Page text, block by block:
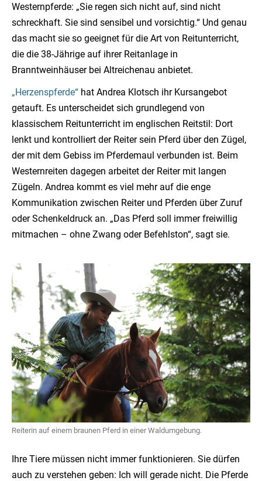
Westernpferde: „Sie regen sich nicht auf, sind nicht
schreckhaft. Sie sind sensibel und vorsichtig.“ Und genau
das macht sie so geeignet für die Art von Reitunterricht,
die die 38-Jährige auf ihrer Reitanlage in
Branntweinhäuser bei Altreichenau anbietet.
„Herzenspferde“ hat Andrea Klotsch ihr Kursangebot
getauft. Es unterscheidet sich grundlegend von
klassischem Reitunterricht im englischen Reitstil: Dort
lenkt und kontrolliert der Reiter sein Pferd über den Zügel,
der mit dem Gebiss im Pferdemaul verbunden ist. Beim
Westernreiten dagegen arbeitet der Reiter mit langen
Zügeln. Andrea kommt es viel mehr auf die enge
Kommunikation zwischen Reiter und Pferden über Zuruf
oder Schenkeldruck an. „Das Pferd soll immer freiwillig
mitmachen – ohne Zwang oder Befehlston“, sagt sie.
Reiterin auf einem braunen Pferd in einer Waldumgebung.
Ihre Tiere müssen nicht immer funktionieren. Sie dürfen
auch zu verstehen geben: Ich will gerade nicht. Die Pferde